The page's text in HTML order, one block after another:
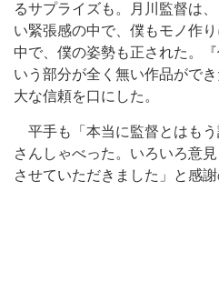
るサプライズも。月川監督は
い緊張感の中で、僕もモノ作
中で、僕の姿勢も正された。
いう部分が全く無い作品がで
大な信頼を口にした。
平手も「本当に監督とはもう
さんしゃべった。いろいろ意
させていただきました」と感謝